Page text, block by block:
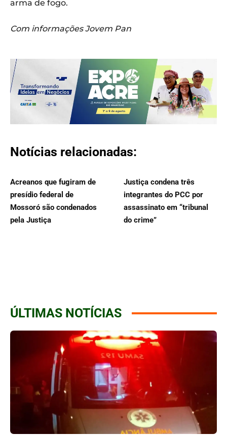
arma de fogo.
Com informações Jovem Pan
Notícias relacionadas:
Acreanos que fugiram de
presídio federal de
Mossoró são condenados
pela Justiça
Justiça condena três
integrantes do PCC por
assassinato em “tribunal
do crime”
ÚLTIMAS NOTÍCIAS